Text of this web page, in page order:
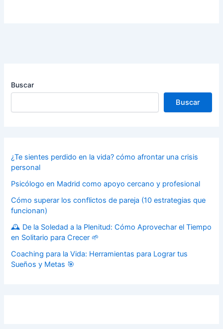
Buscar
Buscar
¿Te sientes perdido en la vida? cómo afrontar una crisis
personal
Psicólogo en Madrid como apoyo cercano y profesional
Cómo superar los conflictos de pareja (10 estrategias que
funcionan)
🕰️ De la Soledad a la Plenitud: Cómo Aprovechar el Tiempo
en Solitario para Crecer 🌱
Coaching para la Vida: Herramientas para Lograr tus
Sueños y Metas 🎯